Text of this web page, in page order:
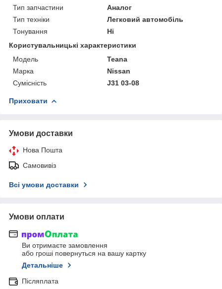
Тип запчастини
Аналог
Тип техніки
Легковий автомобіль
Тонування
Ні
Користувальницькі характеристики
Мoдель
Teana
Марка
Nissan
Сумісність
J31 03-08
Приховати
Умови доставки
Нова Пошта
Самовивіз
Всі умови доставки
Умови оплати
Ви отримаєте замовлення
або гроші повернуться на вашу картку
Детальніше
Післяплата